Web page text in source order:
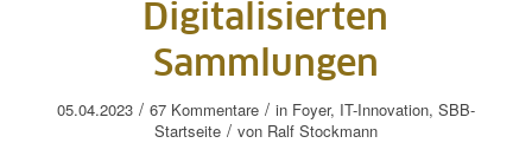
Digitalisierten
Sammlungen
05.04.2023 / 67 Kommentare / in Foyer, IT-Innovation, SBB-
Startseite / von Ralf Stockmann